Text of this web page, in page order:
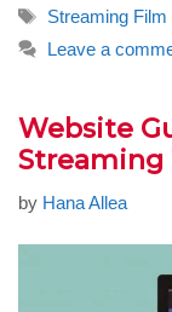
Tags
Streaming Film
Leave a
Website
Streaming
by Hana Allea